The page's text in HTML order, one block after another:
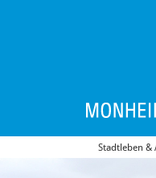
Stadtleben &